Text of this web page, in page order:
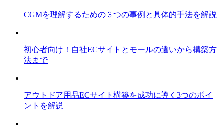
CGMを理解するための３つの事例と具体的手法を解説
初心者向け！自社ECサイトとモールの違いから構築方
法まで
アウトドア用品ECサイト構築を成功に導く3つのポイ
ントを解説